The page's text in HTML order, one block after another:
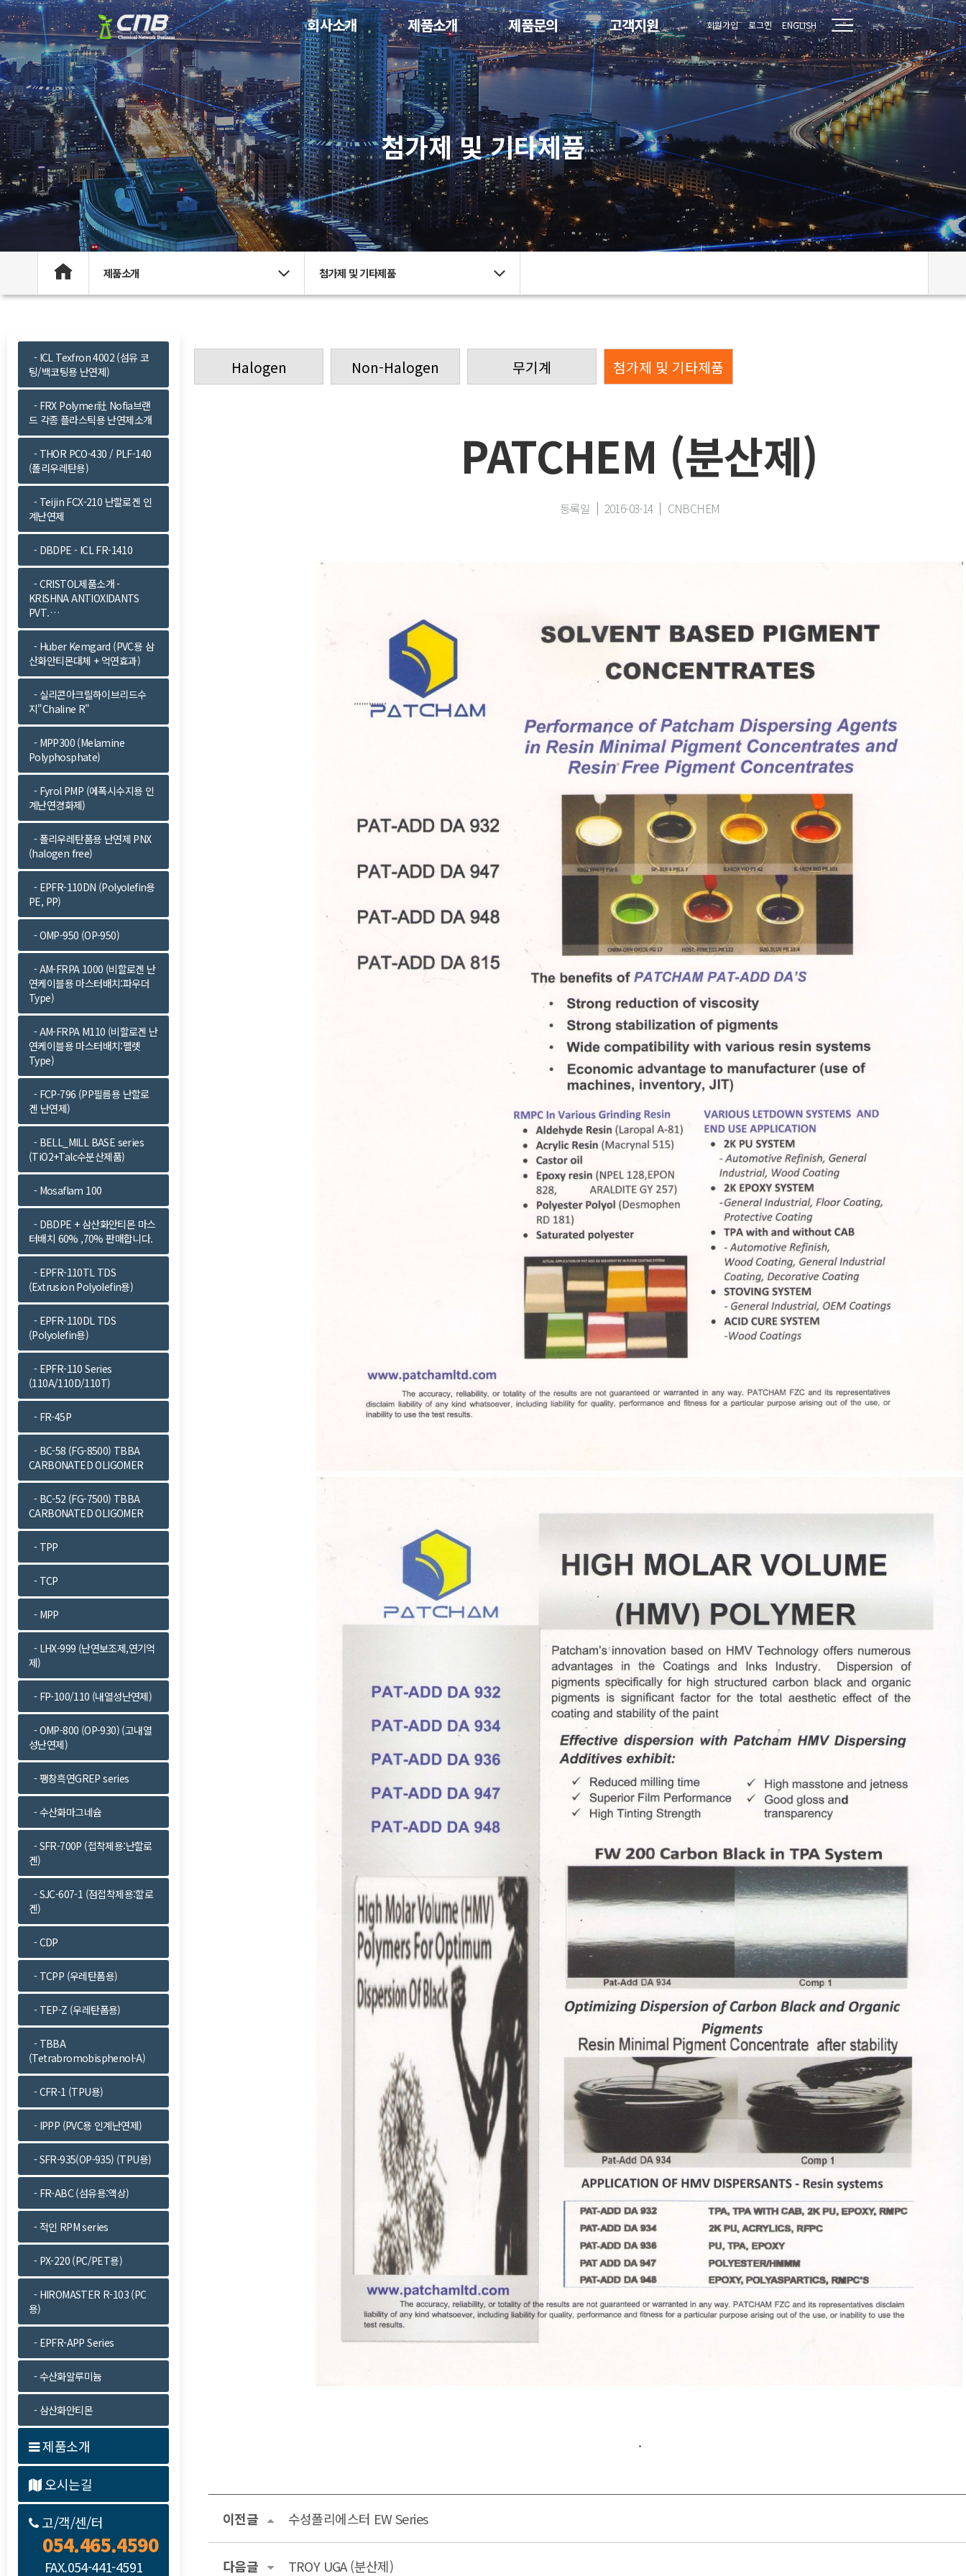
회사소개 제품소개 제품문의 고객지원 회원가입 로그인 ENGLISH
첨가제 및 기타제품
제품소개 첨가제 및 기타제품
- ICL Texfron 4002 (섬유 코
팅/백코팅용 난연제)
- FRX Polymer社 Nofia브랜
드 각종 플라스틱용 난연제소개
- THOR PCO-430 / PLF-140
(폴리우레탄용)
- Teijin FCX-210 난할로겐 인
계난연제
- DBDPE - ICL FR-1410
- CRISTOL제품소개 -
KRISHNA ANTIOXIDANTS
PVT.…
- Huber Kemgard (PVC용 삼
산화안티몬대체 + 억연효과)
- 실리콘아크릴하이브리드수
지"Chaline R"
- MPP300 (Melamine
Polyphosphate)
- Fyrol PMP (에폭시수지용 인
계난연경화제)
- 폴리우레탄폼용 난연제 PNX
(halogen free)
- EPFR-110DN (Polyolefin용
PE, PP)
- OMP-950 (OP-950)
- AM-FRPA 1000 (비할로겐 난
연케이블용 마스터배치:파우더
Type)
- AM-FRPA M110 (비할로겐 난
연케이블용 마스터배치:펠렛
Type)
- FCP-796 (PP필름용 난할로
겐 난연제)
- BELL_MILL BASE series
(TiO2+Talc수분산제품)
- Mosaflam 100
- DBDPE + 삼산화안티몬 마스
터배치 60% ,70% 판매합니다.
- EPFR-110TL TDS
(Extrusion Polyolefin용)
- EPFR-110DL TDS
(Polyolefin용)
- EPFR-110 Series
(110A/110D/110T)
- FR-45P
- BC-58 (FG-8500) TBBA
CARBONATED OLIGOMER
- BC-52 (FG-7500) TBBA
CARBONATED OLIGOMER
- TPP
- TCP
- MPP
- LHX-999 (난연보조제,연기억
제)
- FP-100/110 (내열성난연제)
- OMP-800 (OP-930) (고내열
성난연제)
- 팽창흑연GREP series
- 수산화마그네슘
- SFR-700P (접착제용:난할로
겐)
- SJC-607-1 (점접착제용:할로
겐)
- CDP
- TCPP (우레탄폼용)
- TEP-Z (우레탄폼용)
- TBBA
(Tetrabromobisphenol-A)
- CFR-1 (TPU용)
- IPPP (PVC용 인계난연제)
- SFR-935(OP-935) (TPU용)
- FR-ABC (섬유용:액상)
- 적인 RPM series
- PX-220 (PC/PET용)
- HIROMASTER R-103 (PC
용)
- EPFR-APP Series
- 수산화알루미늄
- 삼산화안티몬
제품소개
오시는길
고/객/센/터
054.465.4590
FAX.054-441-4591
Halogen Non-Halogen 무기계 첨가제 및 기타제품
PATCHEM (분산제)
등록일 2016-03-14 CNBCHEM
.
이전글 수성폴리에스터 EW Series
다음글 TROY UGA (분산제)